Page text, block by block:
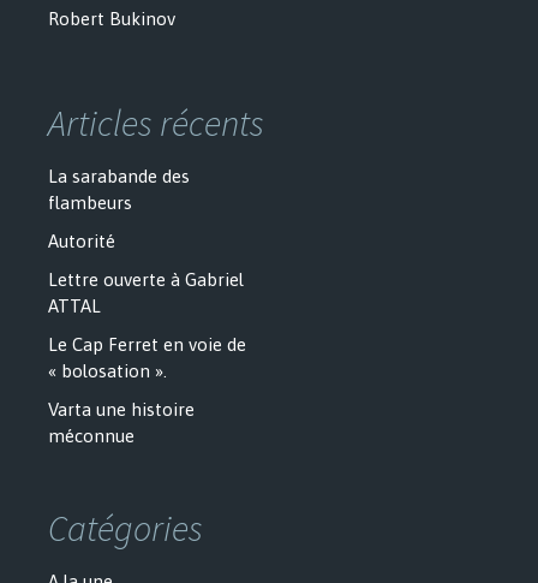
Robert Bukinov
Articles récents
La sarabande des
flambeurs
Autorité
Lettre ouverte à Gabriel
ATTAL
Le Cap Ferret en voie de
« bolosation ».
Varta une histoire
méconnue
Catégories